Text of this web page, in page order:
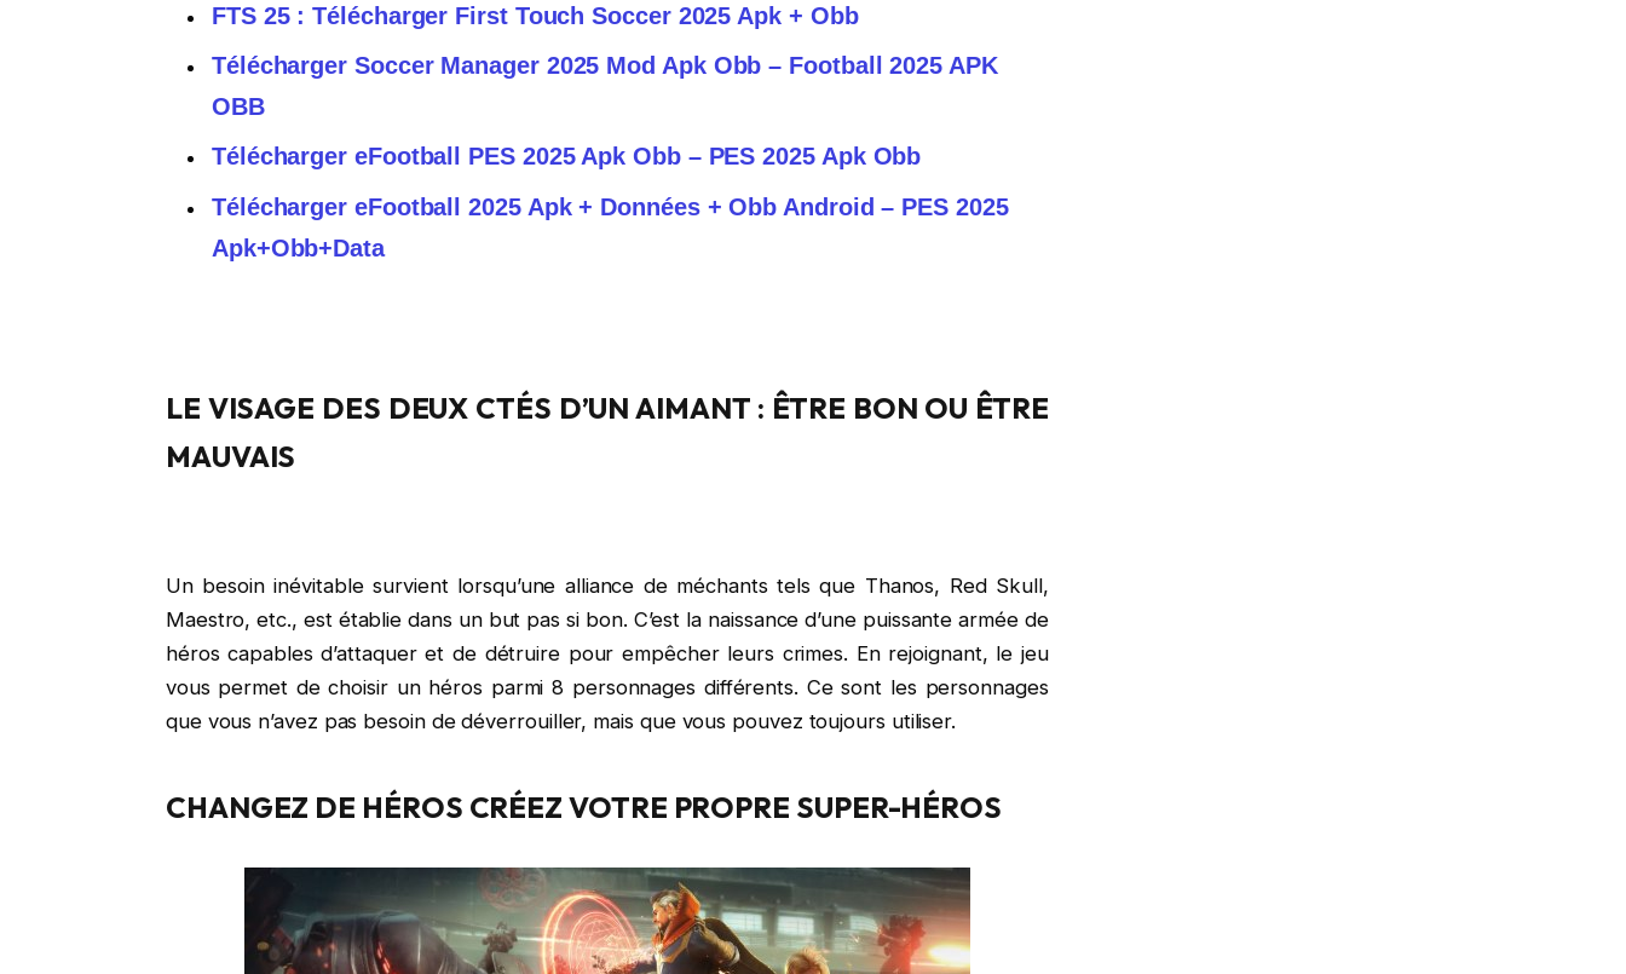
FTS 25 : Télécharger First Touch Soccer 2025 Apk + Obb
Télécharger Soccer Manager 2025 Mod Apk Obb – Football 2025 APK
OBB
Télécharger eFootball PES 2025 Apk Obb – PES 2025 Apk Obb
Télécharger eFootball 2025 Apk + Données + Obb Android – PES 2025
Apk+Obb+Data
LE VISAGE DES DEUX CTÉS D’UN AIMANT : ÊTRE BON OU ÊTRE
MAUVAIS
Un besoin inévitable survient lorsqu’une alliance de méchants tels que Thanos, Red Skull,
Maestro, etc., est établie dans un but pas si bon. C’est la naissance d’une puissante armée de
héros capables d’attaquer et de détruire pour empêcher leurs crimes. En rejoignant, le jeu
vous permet de choisir un héros parmi 8 personnages différents. Ce sont les personnages
que vous n’avez pas besoin de déverrouiller, mais que vous pouvez toujours utiliser.
CHANGEZ DE HÉROS CRÉEZ VOTRE PROPRE SUPER-HÉROS